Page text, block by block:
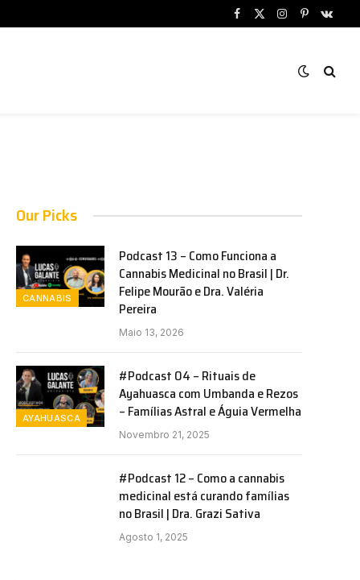
Facebook
X
Instagram
Pinterest
Our Picks
CANNABIS
Podcast 13 – Como Funciona a
Cannabis Medicinal no Brasil | Dr.
Felipe Mourão e Dra. Valéria
Pereira
Maio 13, 2026
AYAHUASCA
#Podcast 04 – Rituais de
Ayahuasca com Umbanda e Rezos
– Famílias Astral e Águia Vermelha
Novembro 21, 2025
#Podcast 12 – Como a cannabis
medicinal está curando famílias
no Brasil | Dra. Grazi Sativa
Agosto 1, 2025